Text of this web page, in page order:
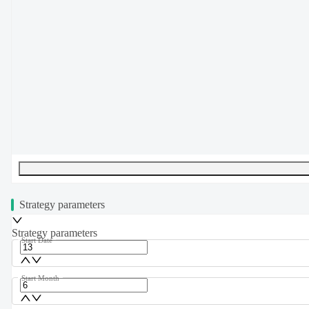
UTF-8271 bytes36 words0 linesLn 1,Col 0
Strategy parameters
Strategy parameters
Start Date
Start Month